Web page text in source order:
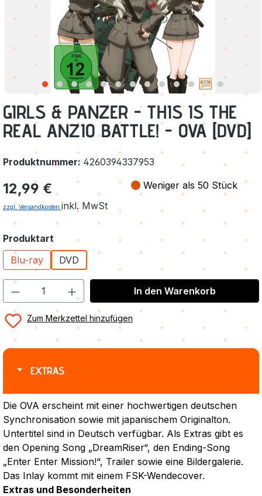
GIRLS & PANZER - THIS IS THE
REAL ANZIO BATTLE! - OVA [DVD]
Produktnummer: 4260394337953
Regulärer Preis:
12,99 €
zzgl. Versandkosten inkl. MwSt
Weniger als 50 Stück
Produktart auswählen
Blu-ray
DVD
In den Warenkorb
Zum Merkzettel hinzufügen
EXTRAS
Die OVA erscheint mit einer hochwertigen deutschen
Synchronisation sowie mit japanischem Originalton.
Untertitel sind in Deutsch verfügbar. Als Extras gibt es
den Opening Song „DreamRiser“, den Ending-Song
„Enter Enter Mission!“, Trailer sowie eine Bildergalerie.
Das Inlay kommt mit einem FSK-Wendecover.
Extras und Besonderheiten